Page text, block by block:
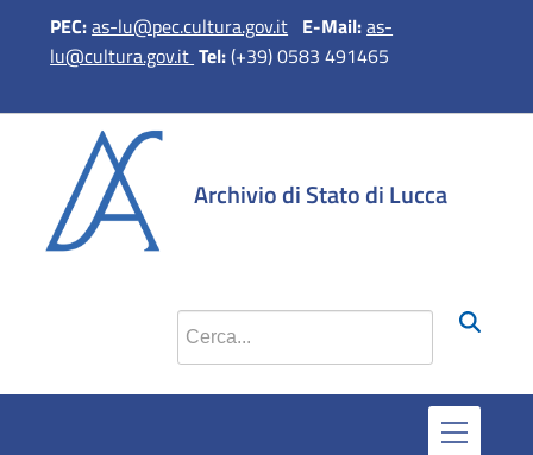
PEC:as-lu@pec.cultura.gov.it E-Mail:as-
lu@cultura.gov.it Tel:(+39) 0583 491465
Archivio di Stato di Lucca
Cerca nel sito